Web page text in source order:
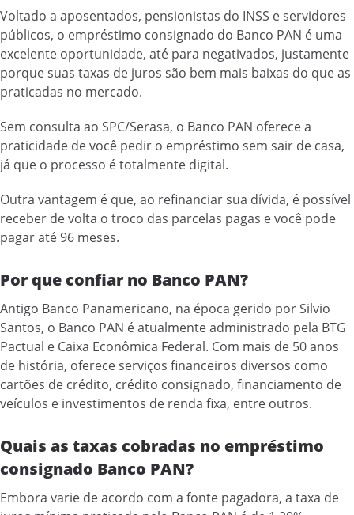
Voltado a aposentados, pensionistas do INSS e servidores
públicos, o empréstimo consignado do Banco PAN é uma
excelente oportunidade, até para negativados, justamente
porque suas taxas de juros são bem mais baixas do que as
praticadas no mercado.
Sem consulta ao SPC/Serasa, o Banco PAN oferece a
praticidade de você pedir o empréstimo sem sair de casa,
já que o processo é totalmente digital.
Outra vantagem é que, ao refinanciar sua dívida, é possível
receber de volta o troco das parcelas pagas e você pode
pagar até 96 meses.
Por que confiar no Banco PAN?
Antigo Banco Panamericano, na época gerido por Silvio
Santos, o Banco PAN é atualmente administrado pela BTG
Pactual e Caixa Econômica Federal. Com mais de 50 anos
de história, oferece serviços financeiros diversos como
cartões de crédito, crédito consignado, financiamento de
veículos e investimentos de renda fixa, entre outros.
Quais as taxas cobradas no empréstimo
consignado Banco PAN?
Embora varie de acordo com a fonte pagadora, a taxa de